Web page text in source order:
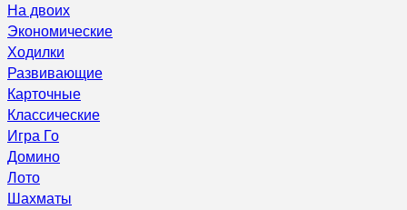
На двоих
Экономические
Ходилки
Развивающие
Карточные
Классические
Игра Го
Домино
Лото
Шахматы